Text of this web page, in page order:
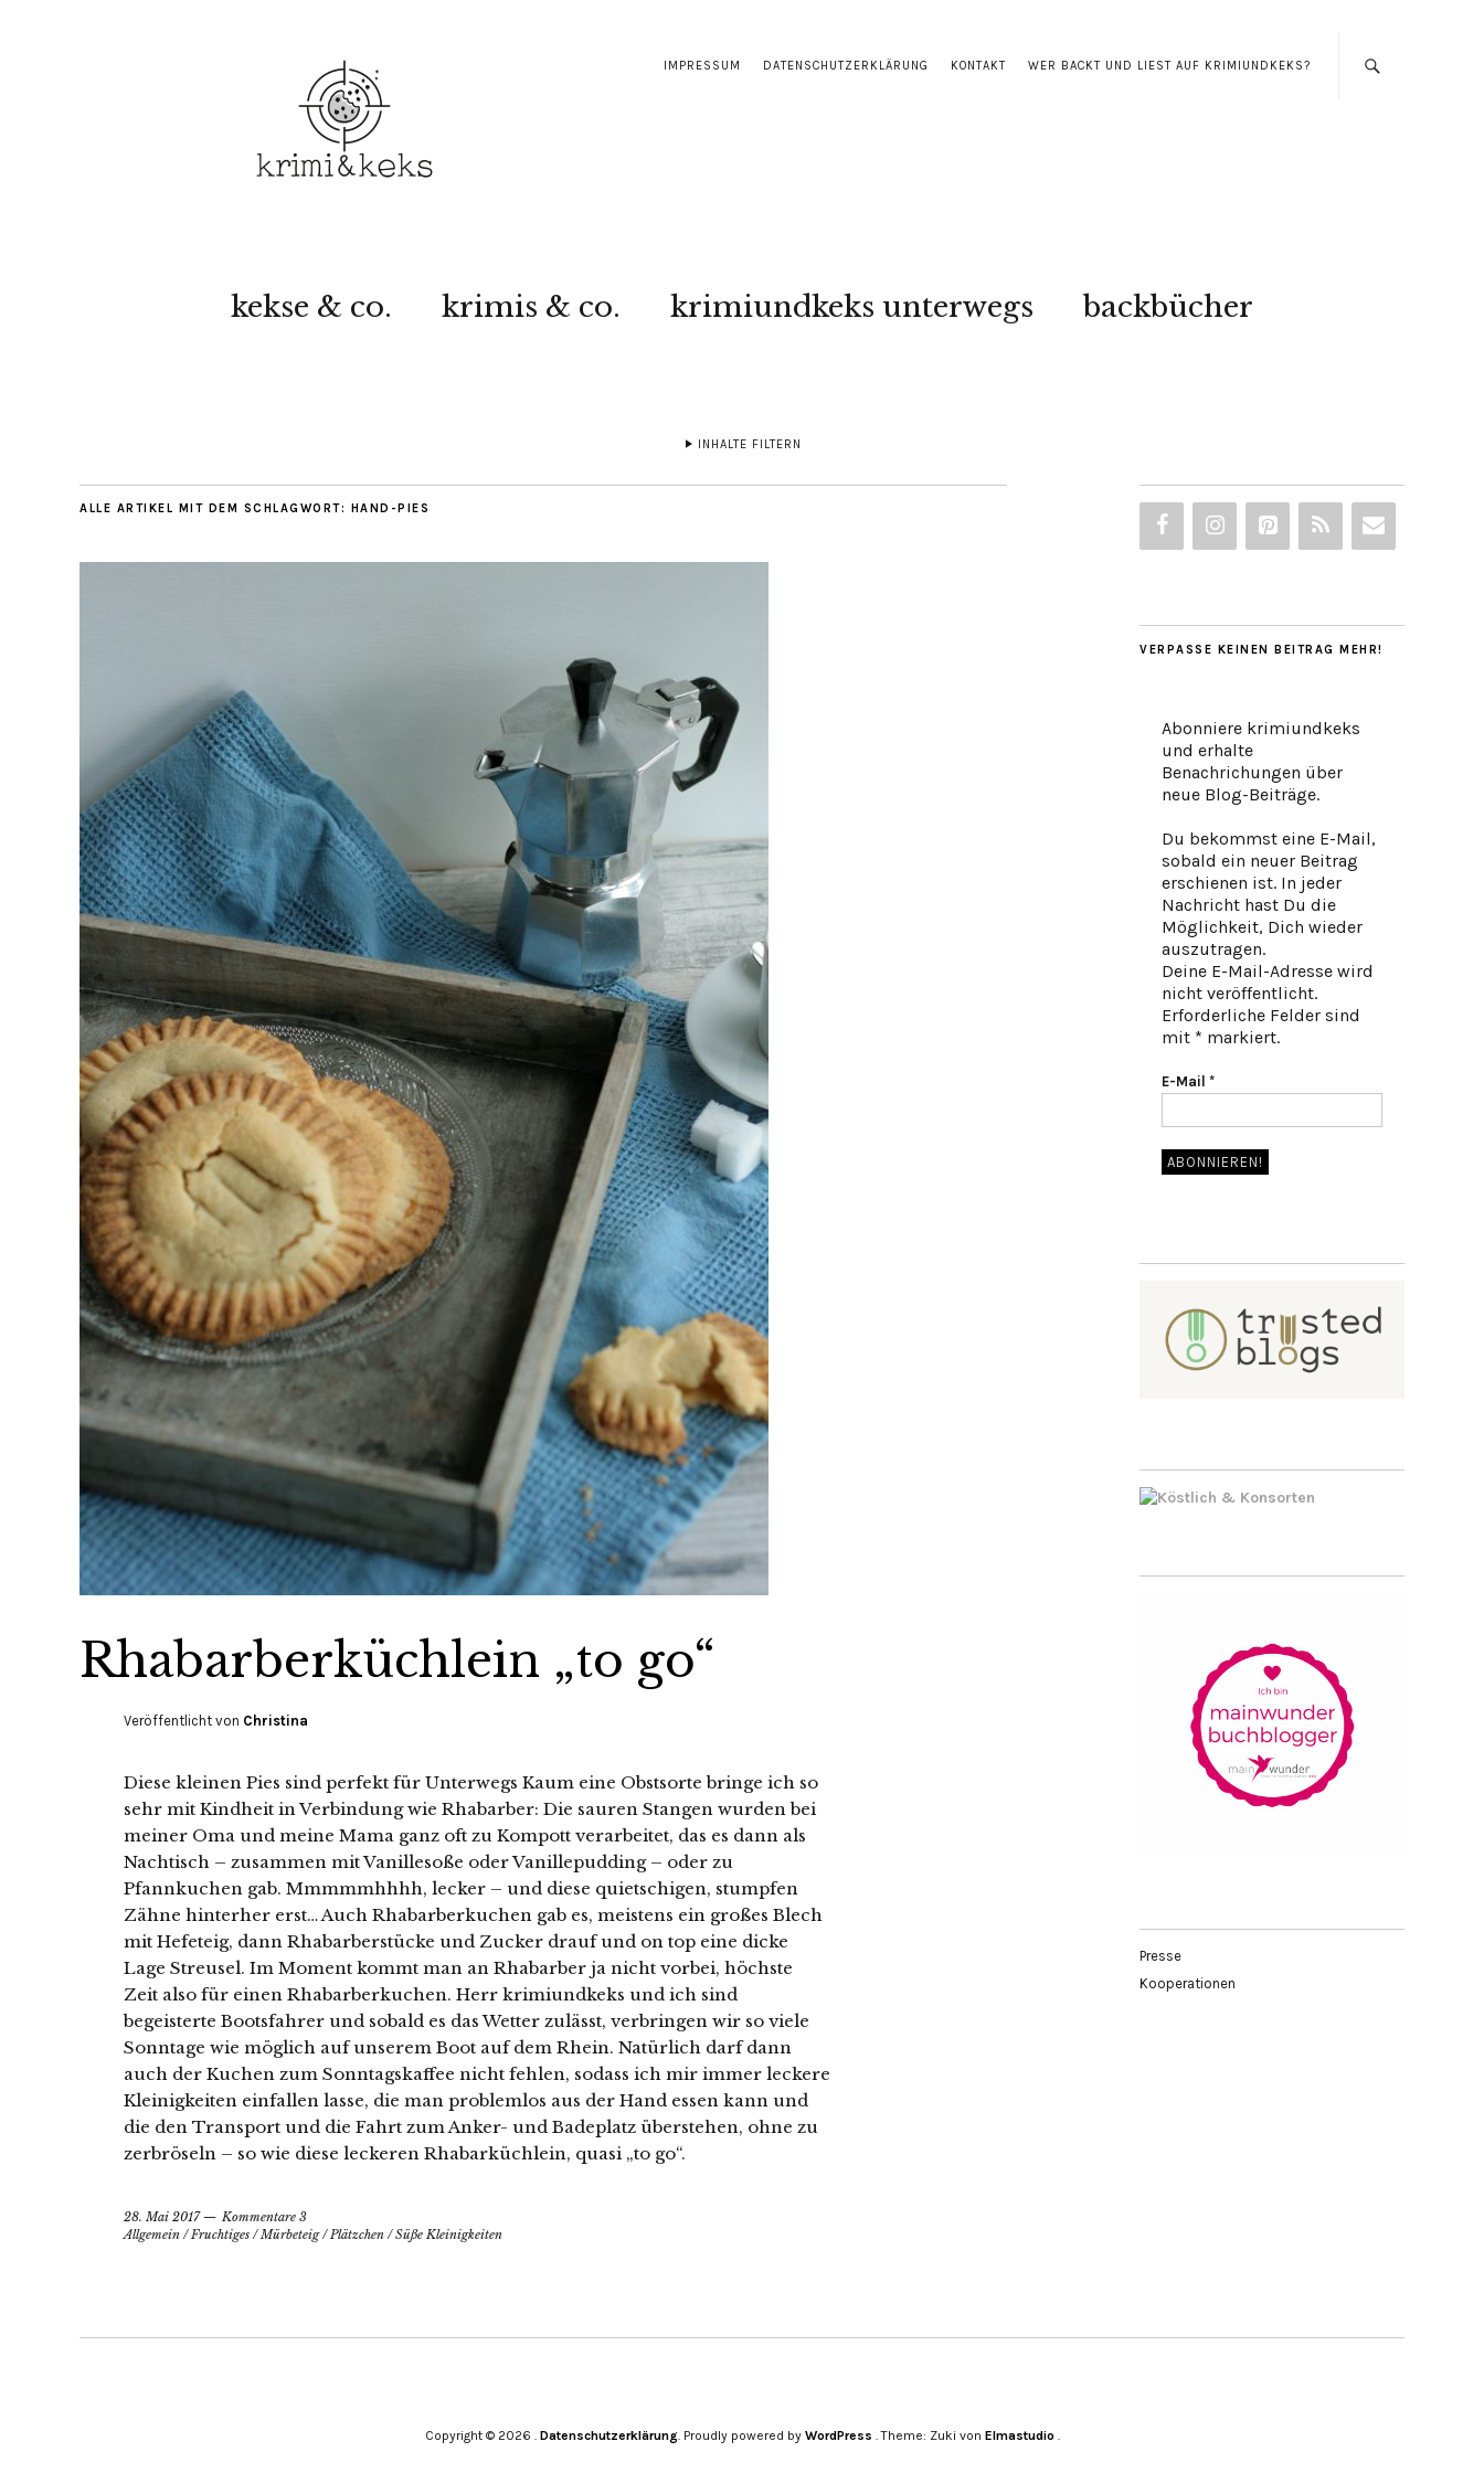
IMPRESSUM DATENSCHUTZERKLÄRUNG KONTAKT WER BACKT UND LIEST AUF KRIMIUNDKEKS?
kekse & co. krimis & co. krimiundkeks unterwegs backbücher
INHALTE FILTERN
ALLE ARTIKEL MIT DEM SCHLAGWORT: HAND-PIES
Rhabarberküchlein „to go“
Veröffentlicht von Christina
Diese kleinen Pies sind perfekt für Unterwegs Kaum eine Obstsorte bringe ich so
sehr mit Kindheit in Verbindung wie Rhabarber: Die sauren Stangen wurden bei
meiner Oma und meine Mama ganz oft zu Kompott verarbeitet, das es dann als
Nachtisch – zusammen mit Vanillesoße oder Vanillepudding – oder zu
Pfannkuchen gab. Mmmmmhhhh, lecker – und diese quietschigen, stumpfen
Zähne hinterher erst… Auch Rhabarberkuchen gab es, meistens ein großes Blech
mit Hefeteig, dann Rhabarberstücke und Zucker drauf und on top eine dicke
Lage Streusel. Im Moment kommt man an Rhabarber ja nicht vorbei, höchste
Zeit also für einen Rhabarberkuchen. Herr krimiundkeks und ich sind
begeisterte Bootsfahrer und sobald es das Wetter zulässt, verbringen wir so viele
Sonntage wie möglich auf unserem Boot auf dem Rhein. Natürlich darf dann
auch der Kuchen zum Sonntagskaffee nicht fehlen, sodass ich mir immer leckere
Kleinigkeiten einfallen lasse, die man problemlos aus der Hand essen kann und
die den Transport und die Fahrt zum Anker- und Badeplatz überstehen, ohne zu
zerbröseln – so wie diese leckeren Rhabarküchlein, quasi „to go“.
28. Mai 2017
Kommentare 3
Allgemein /Fruchtiges /Mürbeteig/Plätzchen /Süße Kleinigkeiten
VERPASSE KEINEN BEITRAG MEHR!
Abonniere krimiundkeks
und erhalte
Benachrichungen über
neue Blog-Beiträge.
Du bekommst eine E-Mail,
sobald ein neuer Beitrag
erschienen ist. In jeder
Nachricht hast Du die
Möglichkeit, Dich wieder
auszutragen.
Deine E-Mail-Adresse wird
nicht veröffentlicht.
Erforderliche Felder sind
mit * markiert.
E-Mail *
Presse
Kooperationen
Copyright © 2026 Datenschutzerklärung Proudly powered by WordPress Theme: Zuki von Elmastudio